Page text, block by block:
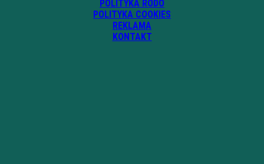
POLITYKA RODO
POLITYKA COOKIES
REKLAMA
KONTAKT